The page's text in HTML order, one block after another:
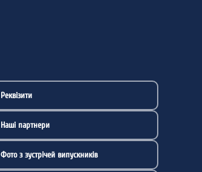
Реквізити
Наші партнери
Фото з зустрічей випускників